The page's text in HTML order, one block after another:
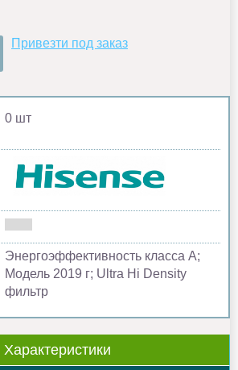
Привезти под заказ
0 шт
Энергоэффективность класса А;
Модель 2019 г; Ultra Hi Density
фильтр
Характеристики